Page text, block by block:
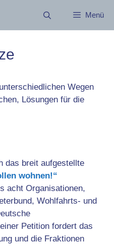
Menü
Wegen
Lösungen für die
das breit aufgestellte
wohnen!“
acht Organisationen,
Wohlfahrts- und
Petition fordert das
und die Fraktionen